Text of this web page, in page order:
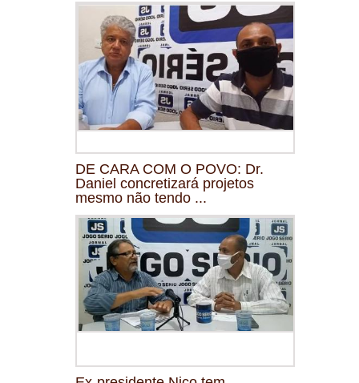
DE CARA COM O POVO: Dr.
Daniel concretizará projetos
mesmo não tendo ...